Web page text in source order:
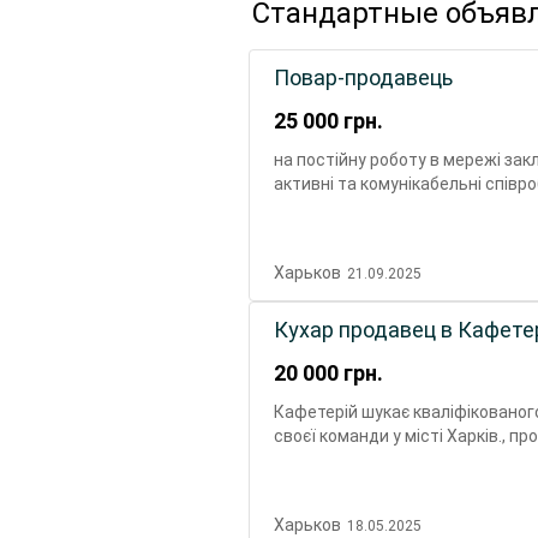
Стандартные
25 000 грн.
Повар-продавець
на постійну роботу в мережі
активні та комунікабельні
обов'язковий, стажування
пристойна, виплачується
дружній колектив.
Харьков 21.09.2025
20 000 грн.
Кухар продавец в
Кафетерій шукає
своєї команди у місті Харків.,
та охайність. Зв'язатися можно
Харьков 18.05.2025